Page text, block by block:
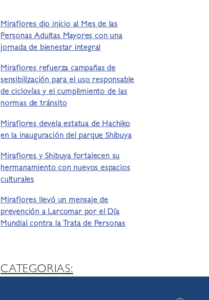
Miraflores dio inicio al Mes de las
Personas Adultas Mayores con una
jornada de bienestar integral
Miraflores refuerza campañas de
sensibilización para el uso responsable
de ciclovías y el cumplimiento de las
normas de tránsito
Miraflores devela estatua de Hachiko
en la inauguración del parque Shibuya
Miraflores y Shibuya fortalecen su
hermanamiento con nuevos espacios
culturales
Miraflores llevó un mensaje de
prevención a Larcomar por el Día
Mundial contra la Trata de Personas
CATEGORIAS: